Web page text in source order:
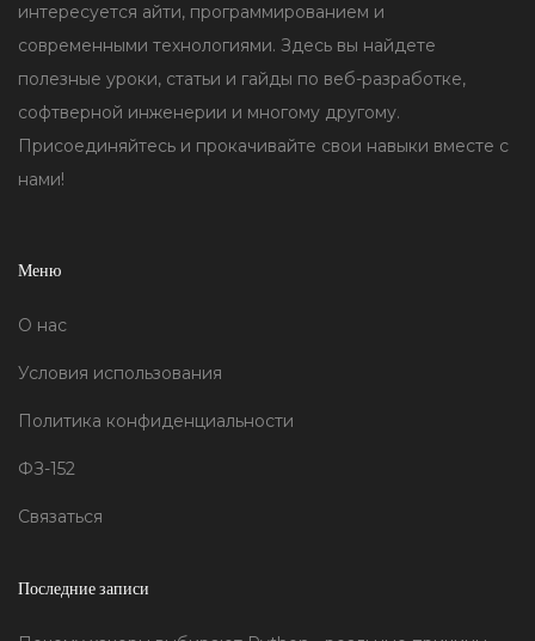
интересуется айти, программированием и
современными технологиями. Здесь вы найдете
полезные уроки, статьи и гайды по веб-разработке,
софтверной инженерии и многому другому.
Присоединяйтесь и прокачивайте свои навыки вместе с
нами!
Меню
О нас
Условия использования
Политика конфиденциальности
ФЗ-152
Связаться
Последние записи